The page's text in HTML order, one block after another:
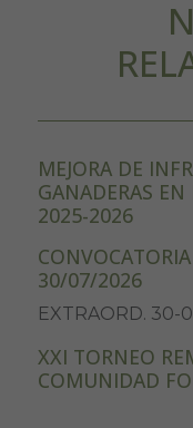
MEJORA DE
GANADERAS
2025-2026
30/07/2026
EXTRAORD. 30-
XXI TORNEO
COMUNIDAD